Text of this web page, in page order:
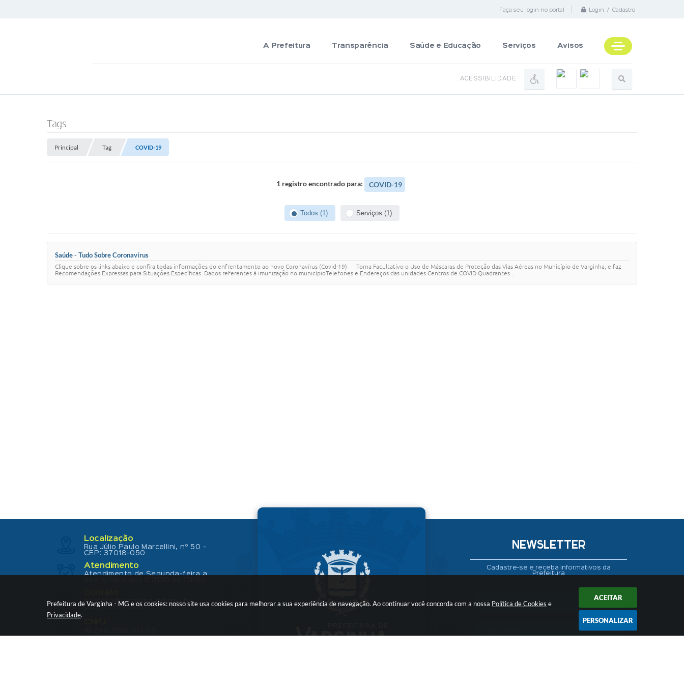
Prefeitura de Varginha - MG e os cookies: nosso site usa cookies para melhorar a sua experiência de navegação. Ao continuar você concorda com a nossa Política de Cookies e
Privacidade.
ACEITAR
PERSONALIZAR
Faça seu login no portal Login / Cadastro
A Prefeitura Transparência Saúde e Educação Serviços Avisos
ACESSIBILIDADE
Tags
Principal Tag COVID-19
1 registro encontrado para: COVID-19
Todos (1) Serviços (1)
Saúde - Tudo Sobre Coronavírus
Clique sobre os links abaixo e confira todas informações do enfrentamento ao novo Coronavírus (Covid-19) Torna Facultativo o Uso de Máscaras de Proteção das Vias Aéreas no Município de Varginha, e faz
Recomendações Expressas para Situações Específicas. Dados referentes à imunização no município ​Telefones e Endereços das unidades Centros de COVID Quadrantes...
Localização
Rua Júlio Paulo Marcellini, nº 50 -
CEP: 37018-050
Atendimento
Atendimento de Segunda-feira a
contato@varginha.mg.gov.br
(35) 3690-2000
NEWSLETTER
Cadastre-se e receba informativos da
Prefeitura